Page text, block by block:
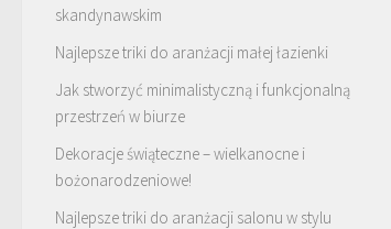
skandynawskim
Najlepsze triki do aranżacji małej łazienki
Jak stworzyć minimalistyczną i funkcjonalną
przestrzeń w biurze
Dekoracje świąteczne – wielkanocne i
bożonarodzeniowe!
Najlepsze triki do aranżacji salonu w stylu